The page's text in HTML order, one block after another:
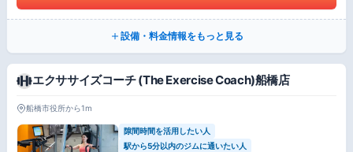
設備・料金情報をもっと見る
エクササイズコーチ (The Exercise Coach)船橋店
船橋市役所から1m
隙間時間を活用したい人
駅から5分以内のジムに通いたい人